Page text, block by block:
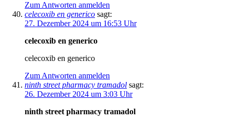
Zum Antworten anmelden
celecoxib en generico sagt:
27. Dezember 2024 um 16:53 Uhr
celecoxib en generico
celecoxib en generico
Zum Antworten anmelden
ninth street pharmacy tramadol sagt:
26. Dezember 2024 um 3:03 Uhr
ninth street pharmacy tramadol